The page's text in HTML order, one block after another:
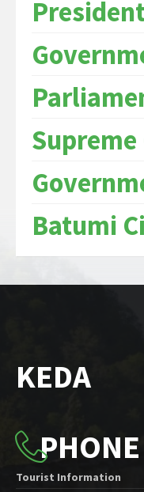
Batumi
KEDA
Tourist Information